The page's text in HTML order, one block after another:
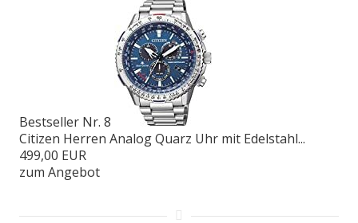
Bestseller Nr. 8
Citizen Herren Analog Quarz Uhr mit Edelstahl...
499,00 EUR
zum Angebot